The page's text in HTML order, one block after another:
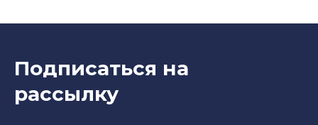
Подписаться на
рассылку